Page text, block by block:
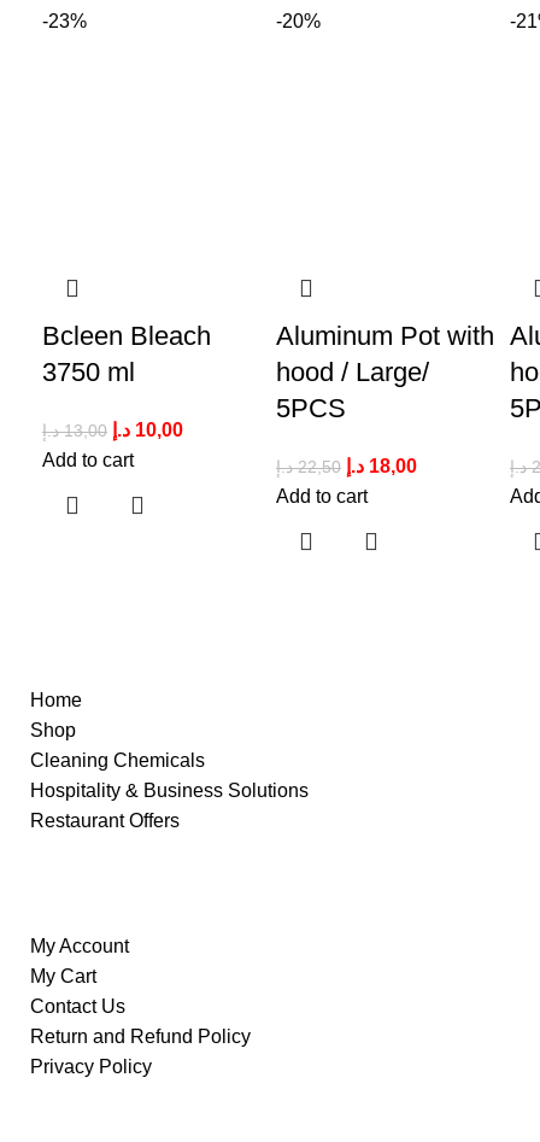
-23%
Bcleen Bleach
3750 ml
13,00 د.إ 10,00 د.إ
Add to cart
-20%
Aluminum Pot with
hood / Large/
5PCS
22,50 د.إ 18,00 د.إ
Add to cart
-
د.إ
Home
Shop
Cleaning Chemicals
Hospitality & Business Solutions
Restaurant Offers
My Account
My Cart
Contact Us
Return and Refund Policy
Privacy Policy